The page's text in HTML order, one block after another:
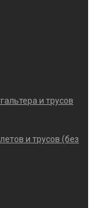
и трусов
и трусов (без